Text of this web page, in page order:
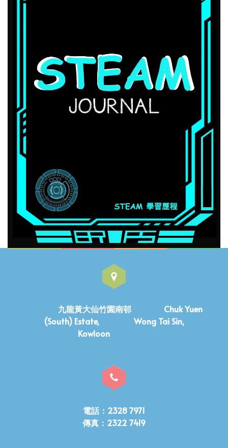
九龍黃大仙竹園南邨 Chuk Yuen
(South) Estate, Wong Tai Sin,
Kowloon
電話：2328 7971
傳真：2322 7419